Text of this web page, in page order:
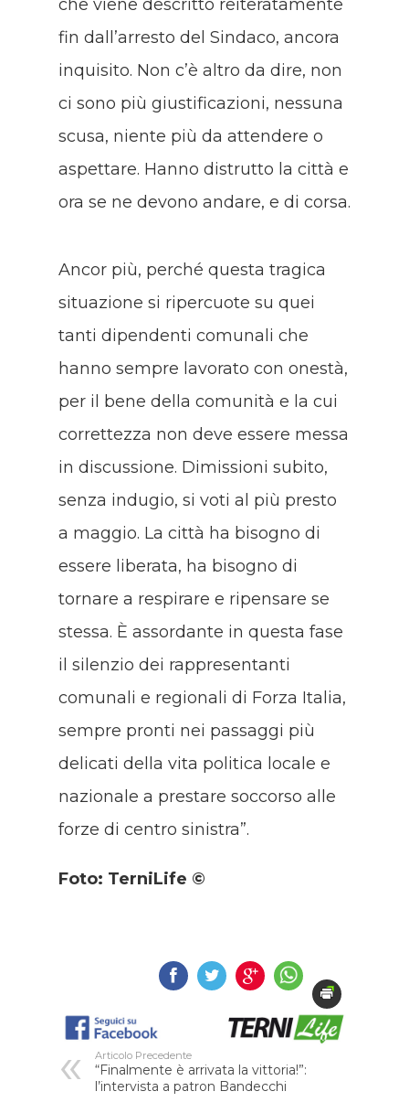
che viene descritto reiteratamente
fin dall’arresto del Sindaco, ancora
inquisito. Non c’è altro da dire, non
ci sono più giustificazioni, nessuna
scusa, niente più da attendere o
aspettare. Hanno distrutto la città e
ora se ne devono andare, e di corsa.
Ancor più, perché questa tragica
situazione si ripercuote su quei
tanti dipendenti comunali che
hanno sempre lavorato con onestà,
per il bene della comunità e la cui
correttezza non deve essere messa
in discussione. Dimissioni subito,
senza indugio, si voti al più presto
a maggio. La città ha bisogno di
essere liberata, ha bisogno di
tornare a respirare e ripensare se
stessa. È assordante in questa fase
il silenzio dei rappresentanti
comunali e regionali di Forza Italia,
sempre pronti nei passaggi più
delicati della vita politica locale e
nazionale a prestare soccorso alle
forze di centro sinistra”.
Foto: TerniLife ©
Articolo Precedente
“Finalmente è arrivata la vittoria!”:
l’intervista a patron Bandecchi